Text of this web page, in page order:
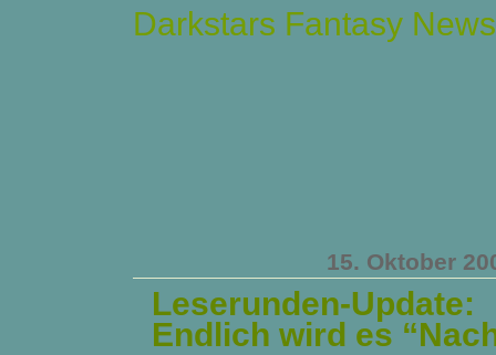
Darkstars Fantasy News
15. Oktober
Leserunden-Update:
Endlich wird es